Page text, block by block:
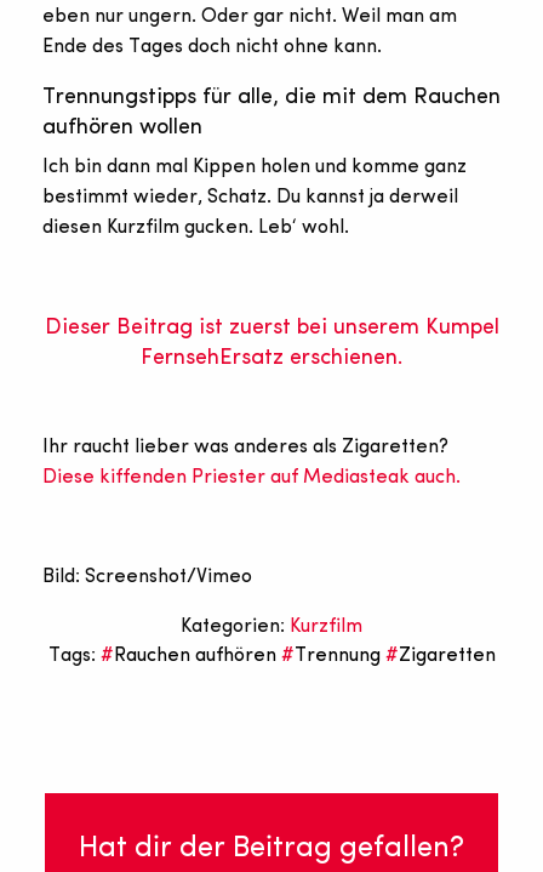
eben nur ungern. Oder gar nicht. Weil man am
Ende des Tages doch nicht ohne kann.
Trennungstipps für alle, die mit dem Rauchen
aufhören wollen
Ich bin dann mal Kippen holen und komme ganz
bestimmt wieder, Schatz. Du kannst ja derweil
diesen Kurzfilm gucken. Leb‘ wohl.
Dieser Beitrag ist zuerst bei unserem Kumpel
FernsehErsatz erschienen.
Ihr raucht lieber was anderes als Zigaretten?
Diese kiffenden Priester auf Mediasteak auch.
Bild: Screenshot/Vimeo
Kategorien: Kurzfilm
Tags:
Rauchen aufhören Trennung Zigaretten
Hat dir der Beitrag gefallen?